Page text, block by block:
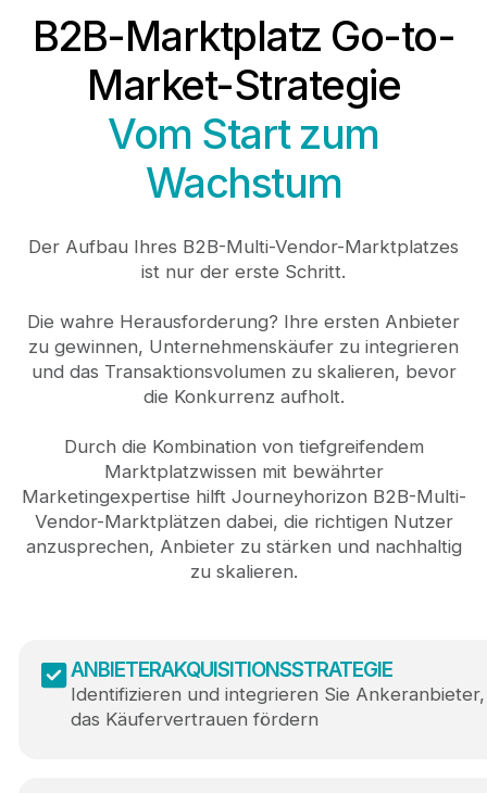
B2B-Marktplatz Go-to-
Market-Strategie
Vom Start zum
Wachstum
Der Aufbau Ihres B2B-Multi-Vendor-Marktplatzes
ist nur der erste Schritt.
Die wahre Herausforderung? Ihre ersten Anbieter
zu gewinnen, Unternehmenskäufer zu integrieren
und das Transaktionsvolumen zu skalieren, bevor
die Konkurrenz aufholt.
Durch die Kombination von tiefgreifendem
Marktplatzwissen mit bewährter
Marketingexpertise hilft Journeyhorizon B2B-Multi-
Vendor-Marktplätzen dabei, die richtigen Nutzer
anzusprechen, Anbieter zu stärken und nachhaltig
zu skalieren.
ANBIETERAKQUISITIONSSTRATEGIE
Identifizieren und integrieren Sie
das Käufervertrauen fördern